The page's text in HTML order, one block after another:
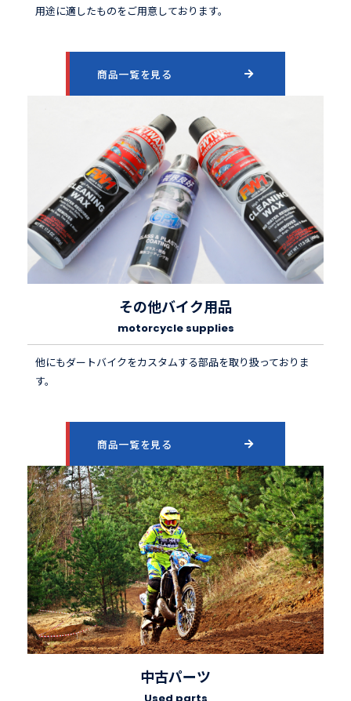
用途に適したものをご用意しております。
商品一覧を見る
その他バイク用品
motorcycle supplies
他にもダートバイクをカスタムする部品を取り扱っておりま
す。
商品一覧を見る
中古パーツ